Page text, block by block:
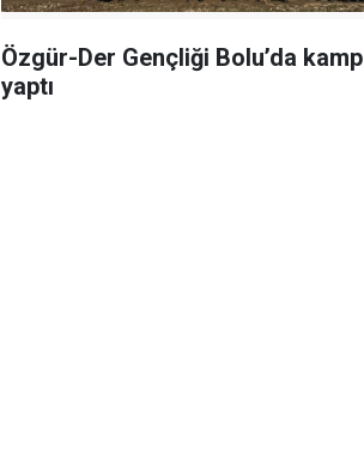
Özgür-Der Gençliği Bolu’da kamp
yaptı